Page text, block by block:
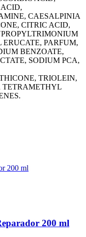
CAESALPINIA
CITRIC ACID,
PARFUM,
BENZOATE,
SODIUM PCA,
TRIOLEIN,
TETRAMETHYL
200 ml